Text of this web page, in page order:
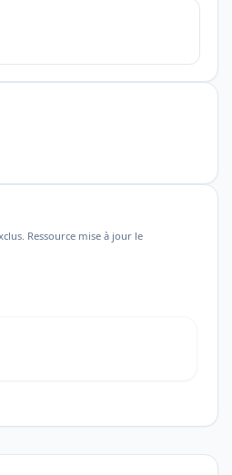
Ressource mise à jour le